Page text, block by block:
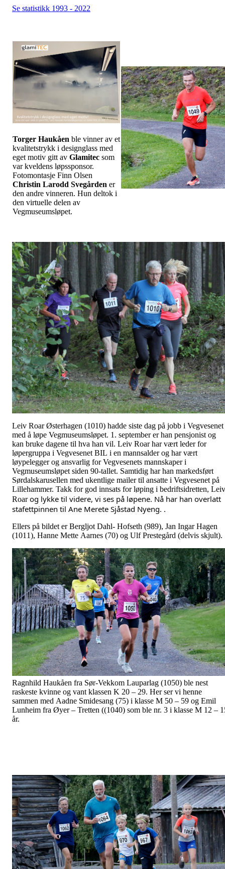
Se statistikk 1993 - 2022
Torger Haukåen ble vinner av et
kvalitetstrykk i designglass med
eget motiv gitt av Glamitec som
var kveldens løpssponsor.
Fotomontasje Finn Olsen
Christin Larodd Svegården er
den andre vinneren. Hun deltok i
den virtuelle delen av
Vegmuseumsløpet.
Leiv Roar Østerhagen (1010) hadde siste dag på jobb i Vegvesenet
med å løpe Vegmuseumsløpet. 1. september er han pensjonist og
kan bruke dagene til hva han vil. Leiv Roar har vært leder for
løpergruppa i Vegvesenet BIL i en mannsalder og har vært
løypelegger og ansvarlig for Vegvesenets mannskaper i
Vegmuseumsløpet siden 90-tallet. Samtidig har han markedsført
Sørdalskarusellen med ukentlige mailer til ansatte i Vegvesenet på
Lillehammer. Takk for god innsats for løping i bedriftsidretten, Leiv
Roarog lykke til videre, vi ses på løpene. Nå har han overlatt
stafettpinnen til Ane Merete Sjåstad Nyeng. .
Ellers på bildet er Bergljot Dahl- Hofseth (989), Jan Ingar Hagen
(1011), Hanne Mette Aarnes (70) og Ulf Prestegård (delvis skjult).
Ragnhild Haukåen fra Sør-Vekkom Lauparlag (1050) ble nest
raskeste kvinne og vant klassen K 20 – 29. Her ser vi henne
sammen med Aadne Smidesang (75) i klasse M 50 – 59 og Emil
Lunheim fra Øyer – Tretten ((1040) som ble nr. 3 i klasse M 12 –
år.